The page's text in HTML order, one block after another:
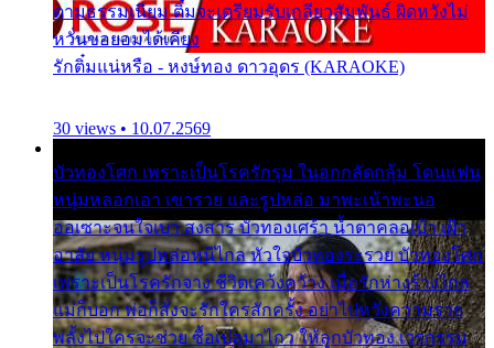
ตามธรรมเนียม ติ๋มจะเตรียมรับเกลียวสัมพันธ์ ผิดหวังไม่
หวั่นขอยอมได้เคียง
รักติ๋มแน่หรือ - หงษ์ทอง ดาวอุดร (KARAOKE)
30 views • 10.07.2569
บัวทองโศก เพราะเป็นโรครักรุม ในอกกลัดกลุ้ม โดนแฟน
หนุ่มหลอกเอา เขารวย และรูปหล่อ มาพะเน้าพะนอ
ออเซาะจนใจเบา สงสาร บัวทองเศร้า น้ำตาคลอเบ้า เฝ้า
อาลัย หนุ่มรูปหล่อหนีไกล หัวใจบัวทองระรวย บัวทองโศก
เพราะเป็นโรครักจาง ชีวิตเคว้งคว้าง เมื่อรักห่างร้างไกล
แม่ก็บอก พ่อก็สั่งจะรักใครสักครั้ง อย่าไปหวังความรวย
พลั้งไปใครจะช่วย ซื้อเปลมาไกว ให้ลูกบัวทอง เวรกรรม